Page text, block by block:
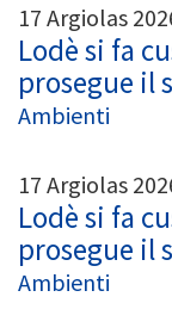
17 Argiolas
Lodè si fa
prosegue il
Ambienti
17 Argiolas
Lodè si fa
prosegue il
Ambienti